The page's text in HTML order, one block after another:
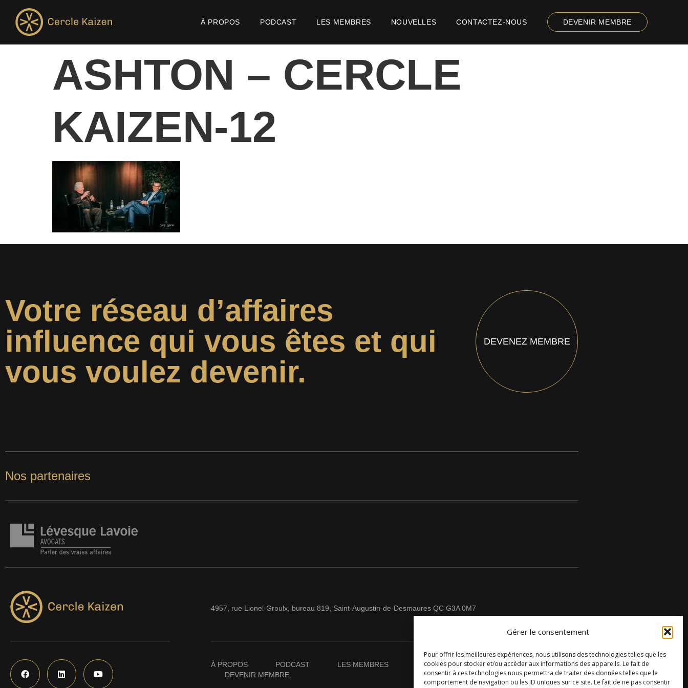
Gérer le consentement
Pour offrir les meilleures expériences, nous utilisons des technologies telles que les
cookies pour stocker et/ou accéder aux informations des appareils. Le fait de
consentir à ces technologies nous permettra de traiter des données telles que le
comportement de navigation ou les ID uniques sur ce site. Le fait de ne pas consentir
À PROPOS PODCAST LES MEMBRES NOUVELLES CONTACTEZ-NOUS DEVENIR MEMBRE
ASHTON – CERCLE
KAIZEN-12
Votre réseau d’affaires
influence qui vous êtes et qui
vous voulez devenir.
DEVENEZ MEMBRE
Nos partenaires
4957, rue Lionel-Groulx, bureau 819, Saint-Augustin-de-Desmaures QC G3A 0M7
À PROPOS PODCAST LES MEMBRES NOUVELLES
CONTACTEZ-NOUS
DEVENIR MEMBRE